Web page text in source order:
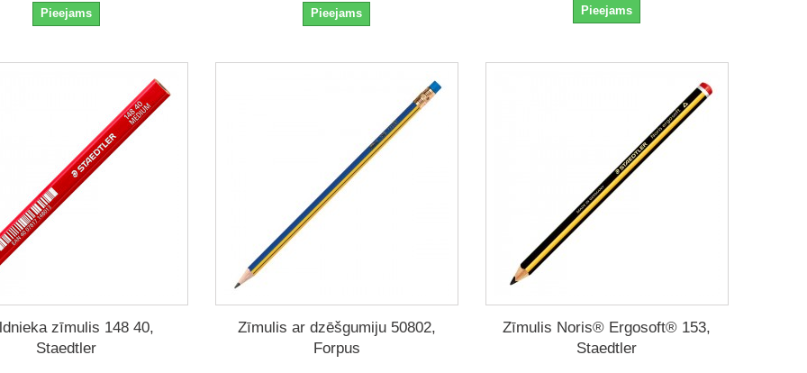
Pieejams Pieejams Pieejams
zīmulis 148 40,
Staedtler
Zīmulis ar dzēšgumiju 50802,
Forpus
Zīmulis Noris® Ergosoft® 153,
Staedtler